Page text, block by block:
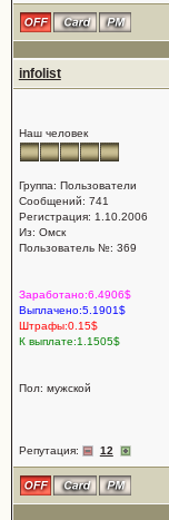
infolist
Наш человек
Группа: Пользователи
Сообщений: 741
Регистрация: 1.10.2006
Из: Омск
Пользователь №: 369
Заработано:6.4906$
Выплачено:5.1901$
Штрафы:0.15$
К выплате:1.1505$
Пол: мужской
Репутация: 12